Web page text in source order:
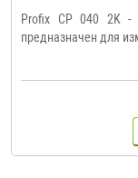
Profix CP 040 2K -
предназначен для